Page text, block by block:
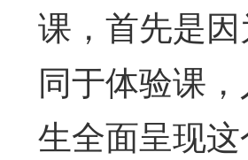
课，首先是
同于体验课
生全面呈现